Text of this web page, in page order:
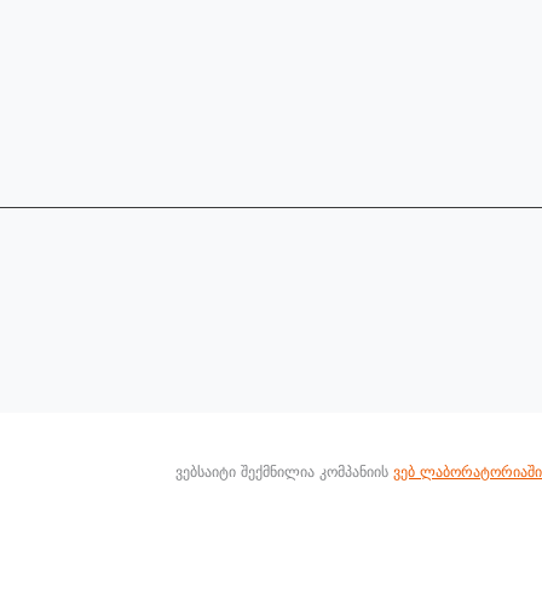
Ვებსაიტი Შექმნილია Კომპანიის Ვებ Ლაბორატორიაში